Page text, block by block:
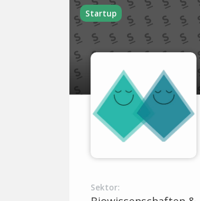
Startup
Sektor: